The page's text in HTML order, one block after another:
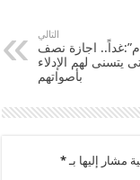
التالي
اجازة نصف
يتسنى لهم الإدلاء
بأصواتهم
مشار إليها بـ*